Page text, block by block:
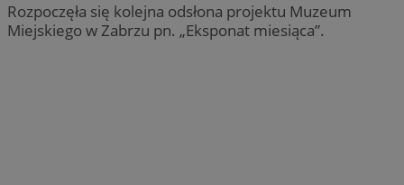
Rozpoczęła się kolejna odsłona projektu Muzeum
Miejskiego w Zabrzu pn. „Eksponat miesiąca”.